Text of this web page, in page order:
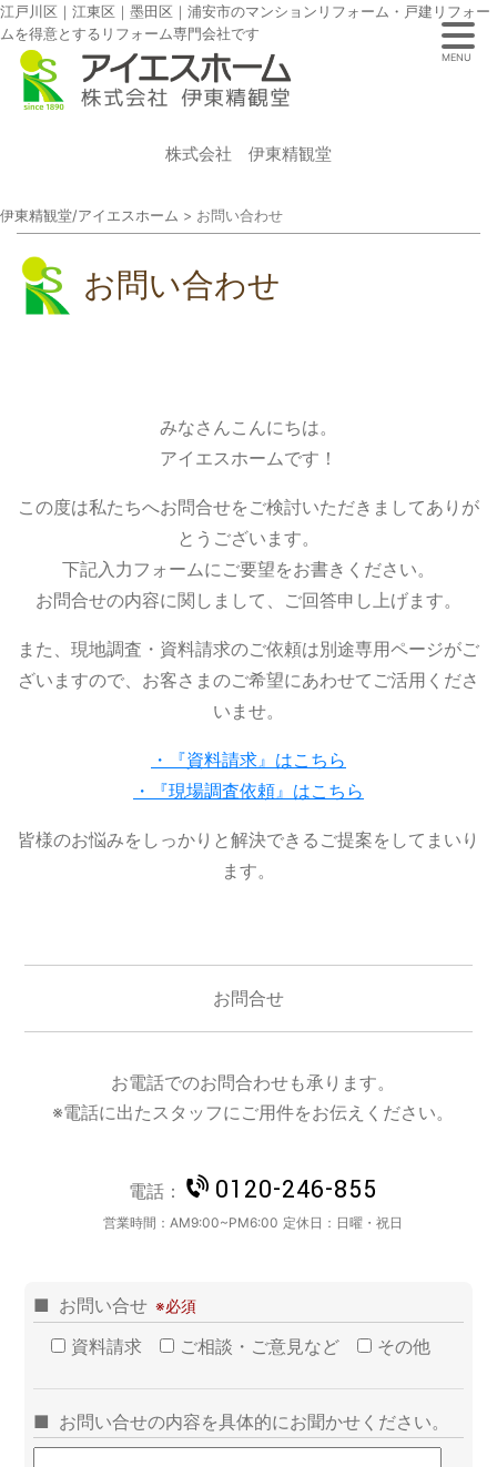
江戸川区｜江東区｜墨田区｜浦安市のマンションリフォーム・戸建リフォー
ムを得意とするリフォーム専門会社です
株式会社 伊東精観堂
伊東精観堂/アイエスホーム > お問い合わせ
お問い合わせ
みなさんこんにちは。
アイエスホームです！
この度は私たちへお問合せをご検討いただきましてありが
とうございます。
下記入力フォームにご要望をお書きください。
お問合せの内容に関しまして、ご回答申し上げます。
また、現地調査・資料請求のご依頼は別途専用ページがご
ざいますので、お客さまのご希望にあわせてご活用くださ
いませ。
・『資料請求』はこちら
・『現場調査依頼』はこちら
皆様のお悩みをしっかりと解決できるご提案をしてまいり
ます。
お問合せ
お電話でのお問合わせも承ります。
※電話に出たスタッフにご用件をお伝えください。
電話： 0120-246-855
営業時間：AM9:00~PM6:00 定休日： 日曜・祝日
お問い合せ
資料請求
ご相談・ご意見など その他
お問い合せの内容を具体的にお聞かせください。
MENU